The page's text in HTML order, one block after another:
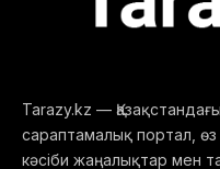
Tarazy.kz —
сараптамалық портал,
кәсіби жаңалықтар мен